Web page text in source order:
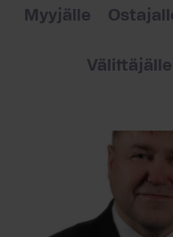
Myyjälle
Välittäjälle